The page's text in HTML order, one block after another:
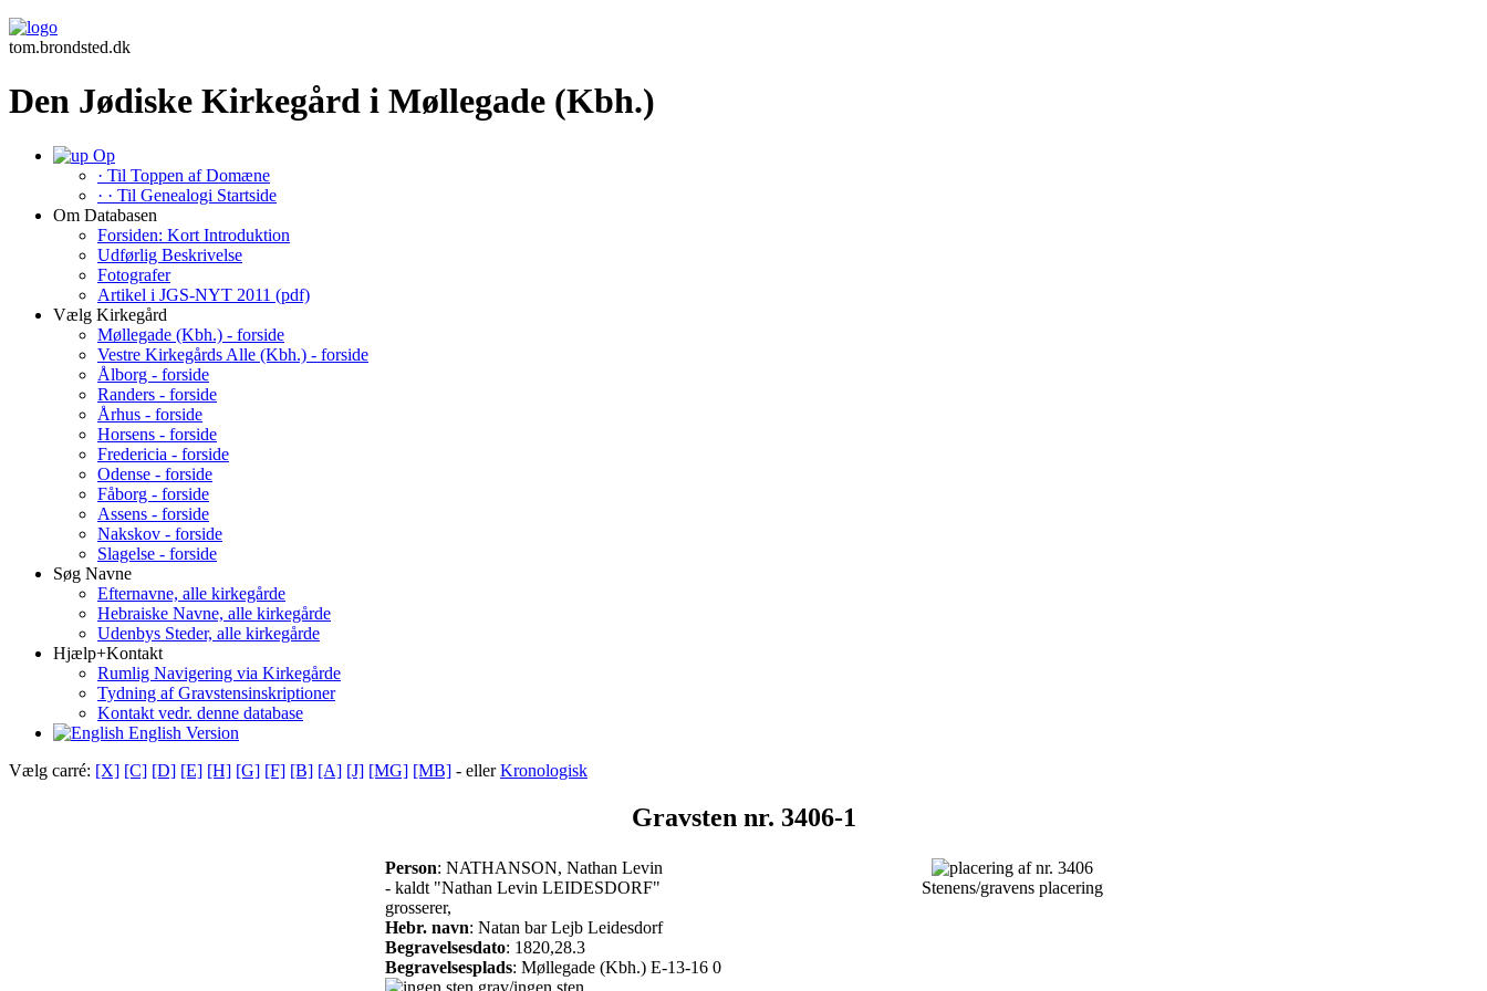
tom.brondsted.dk
Den Jødiske Kirkegård i Møllegade (Kbh.)
Op
· Til Toppen af Domæne
· · Til Genealogi Startside
Om Databasen
Forsiden: Kort Introduktion
Udførlig Beskrivelse
Fotografer
Artikel i JGS-NYT 2011 (pdf)
Vælg Kirkegård
Møllegade (Kbh.) - forside
Vestre Kirkegårds Alle (Kbh.) - forside
Ålborg - forside
Randers - forside
Århus - forside
Horsens - forside
Fredericia - forside
Odense - forside
Fåborg - forside
Assens - forside
Nakskov - forside
Slagelse - forside
Søg Navne
Efternavne, alle kirkegårde
Hebraiske Navne, alle kirkegårde
Udenbys Steder, alle kirkegårde
Hjælp+Kontakt
Rumlig Navigering via Kirkegårde
Tydning af Gravstensinskriptioner
Kontakt vedr. denne database
English Version
Vælg carré: [X] [C] [D] [E] [H] [G] [F] [B] [A] [J] [MG] [MB] - ellerKronologisk
Gravsten nr. 3406-1
Person: NATHANSON, Nathan Levin
- kaldt "Nathan Levin LEIDESDORF"
grosserer,
Hebr. navn: Natan bar Lejb Leidesdorf
Begravelsesdato: 1820,28.3
Begravelsesplads: Møllegade (Kbh.) E-13-16 0
grav/ingen sten
Stenens/gravens placering